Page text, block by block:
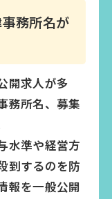
務所名が
開求人が多
務所名、募集
水準や経営方
到するのを防
報を一般公開